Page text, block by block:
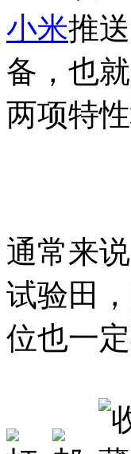
小米推
备，也
两项特
通常来
试验田
位也一